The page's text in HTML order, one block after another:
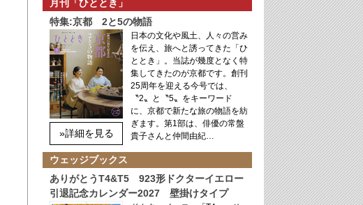
月刊「ひととき」
特集:京都 2と5の物語
»詳細を見る
日本の文化や風土、人々の営み
を伝え、旅へと誘ってきた「ひ
ととき」。当誌が幾度となく特
集してきたのが京都です。創刊
25周年を迎える今号では、
〝2〟と〝5〟をキーワード
に、京都で新たな旅の物語を紡
ぎます。第1部は、俳優の常盤
貴子さんと仲間由紀…
ウェッジブックス
ありがとうT4&T5 923形ドクターイエロー
引退記念カレンダー2027 壁掛けタイプ